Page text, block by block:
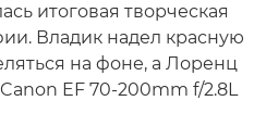
итоговая творческая
Владик надел красную
на фоне, а Лоренц
EF 70-200mm f/2.8L